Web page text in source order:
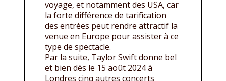
voyage, et notamment des USA, car
la forte différence de tarification
des entrées peut rendre attractif la
venue en Europe pour assister à ce
type de spectacle.
Par la suite, Taylor Swift donne bel
et bien dès le 15 août 2024 à
Londres cinq autres concerts